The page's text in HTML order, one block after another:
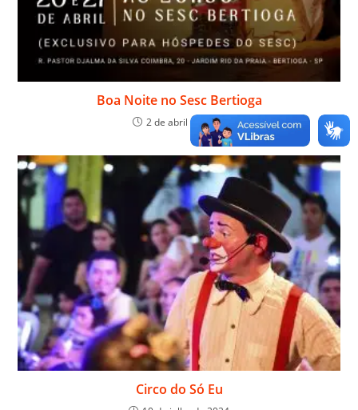
Boa Noite no Sesc Bertioga
2 de abril de 2024
Circo do Só Eu